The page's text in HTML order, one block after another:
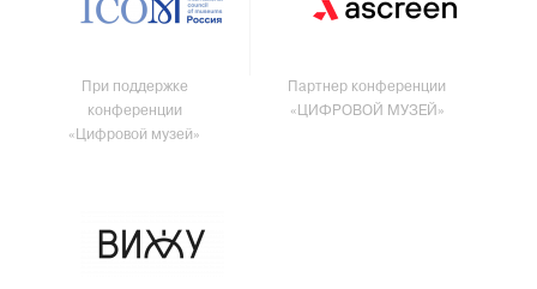
При поддержке
конференции
«Цифровой музей»
Партнер конференции
«ЦИФРОВОЙ МУЗЕЙ»